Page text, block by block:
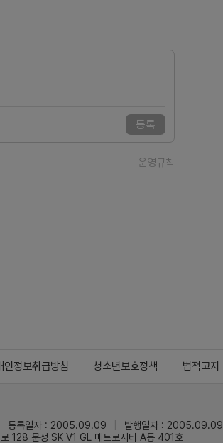
등록
운영규칙
인정보취급방침 청소년보호정책 법적고지
등록일자 : 2005.09.09 발행일자 : 2005.09.09
128 문정 SK V1 GL 메트로시티 A동 401호